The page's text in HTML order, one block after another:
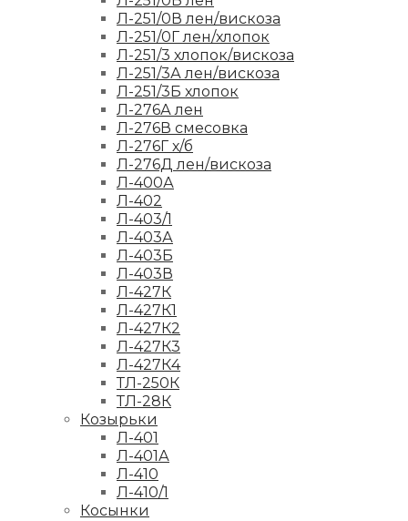
Л-251/0В лен/вискоза
Л-251/0Г лен/хлопок
Л-251/3 хлопок/вискоза
Л-251/3А лен/вискоза
Л-251/3Б хлопок
Л-276А лен
Л-276В смесовка
Л-276Г х/б
Л-276Д лен/вискоза
Л-400А
Л-402
Л-403/1
Л-403А
Л-403Б
Л-403В
Л-427К
Л-427К1
Л-427К2
Л-427К3
Л-427К4
ТЛ-250К
ТЛ-28К
Козырьки
Л-401
Л-401А
Л-410
Л-410/1
Косынки